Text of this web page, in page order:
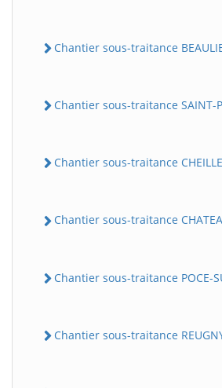
Chantier sous-traitance
Chantier sous-traitance SAINT-
Chantier sous-traitance CHEILLE
Chantier sous-traitance
Chantier sous-traitance POCE-
Chantier sous-traitance